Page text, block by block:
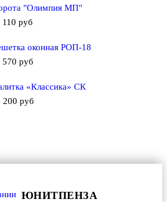
110 руб
570 руб
200 руб
ЮНИТПЕНЗА